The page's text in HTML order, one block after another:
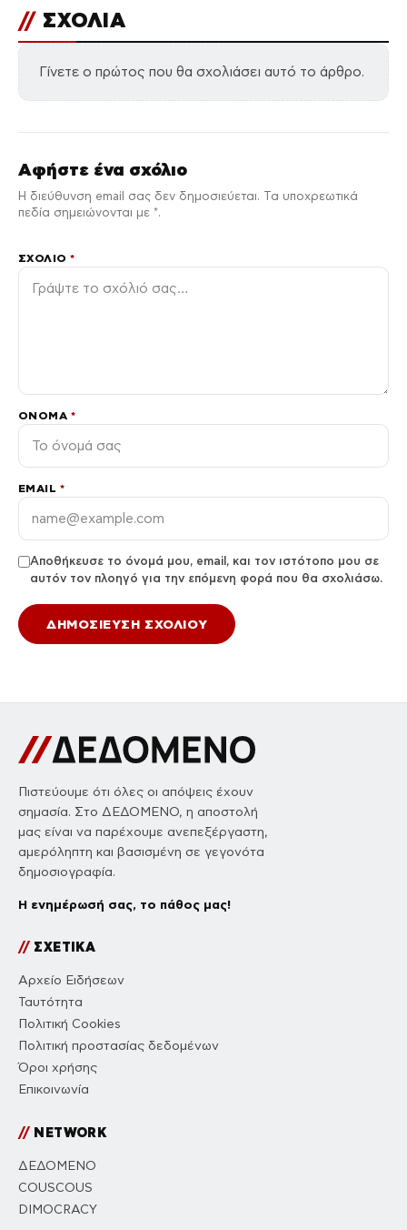
// ΣΧΟΛΙΑ
Γίνετε ο πρώτος που θα σχολιάσει αυτό το άρθρο.
Αφήστε ένα σχόλιο
Η διεύθυνση email σας δεν δημοσιεύεται. Τα υποχρεωτικά
πεδία σημειώνονται με *.
ΣΧΌΛΙΟ*
ΌΝΟΜΑ *
EMAIL *
Αποθήκευσε το όνομά μου, email, και τον ιστότοπο μου σε
αυτόν τον πλοηγό για την επόμενη φορά που θα σχολιάσω.
Πιστεύουμε ότι όλες οι απόψεις έχουν
σημασία. Στο ΔΕΔΟΜΕΝΟ, η αποστολή
μας είναι να παρέχουμε ανεπεξέργαστη,
αμερόληπτη και βασισμένη σε γεγονότα
δημοσιογραφία.
Η ενημέρωσή σας, το πάθος μας!
//ΣΧΕΤΙΚΑ
Αρχείο Ειδήσεων
Ταυτότητα
Πολιτική Cookies
Πολιτική προστασίας δεδομένων
Όροι χρήσης
Επικοινωνία
//NETWORK
ΔΕΔΟΜΕΝΟ
COUSCOUS
DIMOCRACY